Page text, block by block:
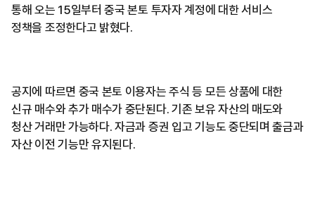
통해 오는 15일부터 중국 본토 투자자 계정에 대한 서비스
정책을 조정한다고 밝혔다.
공지에 따르면 중국 본토 이용자는 주식 등 모든 상품에 대한
신규 매수와 추가 매수가 중단된다. 기존 보유 자산의 매도와
청산 거래만 가능하다. 자금과 증권 입고 기능도 중단되며 출금과
자산 이전 기능만 유지된다.